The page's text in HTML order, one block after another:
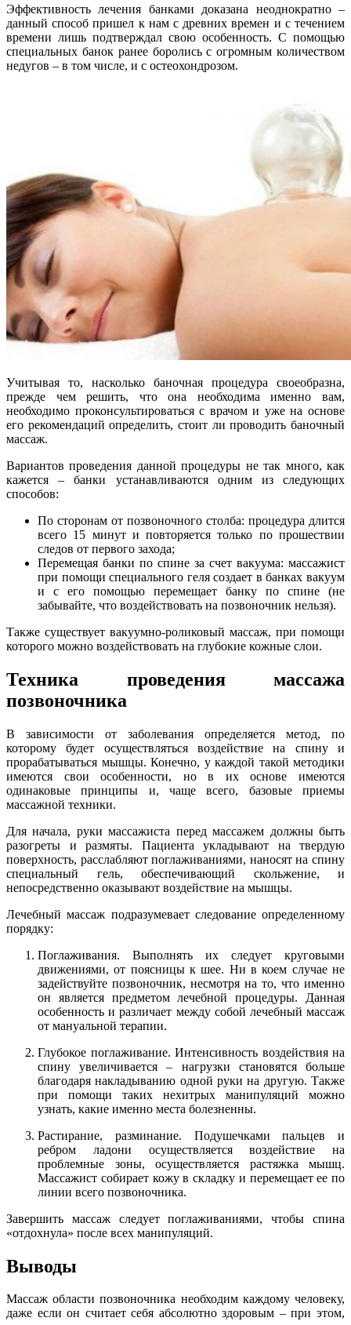
Эффективность лечения банками доказана неоднократно –
данный способ пришел к нам с древних времен и с течением
времени лишь подтверждал свою особенность. С помощью
специальных банок ранее боролись с огромным количеством
недугов – в том числе, и с остеохондрозом.
Учитывая то, насколько баночная процедура своеобразна,
прежде чем решить, что она необходима именно вам,
необходимо проконсультироваться с врачом и уже на основе
его рекомендаций определить, стоит ли проводить баночный
массаж.
Вариантов проведения данной процедуры не так много, как
кажется – банки устанавливаются одним из следующих
способов:
По сторонам от позвоночного столба: процедура длится
всего 15 минут и повторяется только по прошествии
следов от первого захода;
Перемещая банки по спине за счет вакуума: массажист
при помощи специального геля создает в банках вакуум
и с его помощью перемещает банку по спине (не
забывайте, что воздействовать на позвоночник нельзя).
Также существует вакуумно-роликовый массаж, при помощи
которого можно воздействовать на глубокие кожные слои.
Техника проведения массажа
позвоночника
В зависимости от заболевания определяется метод, по
которому будет осуществляться воздействие на спину и
прорабатываться мышцы. Конечно, у каждой такой методики
имеются свои особенности, но в их основе имеются
одинаковые принципы и, чаще всего, базовые приемы
массажной техники.
Для начала, руки массажиста перед массажем должны быть
разогреты и размяты. Пациента укладывают на твердую
поверхность, расслабляют поглаживаниями, наносят на спину
специальный гель, обеспечивающий скольжение, и
непосредственно оказывают воздействие на мышцы.
Лечебный массаж подразумевает следование определенному
порядку:
Поглаживания. Выполнять их следует круговыми
движениями, от поясницы к шее. Ни в коем случае не
задействуйте позвоночник, несмотря на то, что именно
он является предметом лечебной процедуры. Данная
особенность и различает между собой лечебный массаж
от мануальной терапии.
Глубокое поглаживание. Интенсивность воздействия на
спину увеличивается – нагрузки становятся больше
благодаря накладыванию одной руки на другую. Также
при помощи таких нехитрых манипуляций можно
узнать, какие именно места болезненны.
Растирание, разминание. Подушечками пальцев и
ребром ладони осуществляется воздействие на
проблемные зоны, осуществляется растяжка мышц.
Массажист собирает кожу в складку и перемещает ее по
линии всего позвоночника.
Завершить массаж следует поглаживаниями, чтобы спина
«отдохнула» после всех манипуляций.
Выводы
Массаж области позвоночника необходим каждому человеку,
даже если он считает себя абсолютно здоровым – при этом,